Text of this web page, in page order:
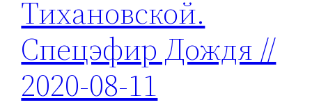
Тихановской.
Спецэфир Дождя //
2020-08-11